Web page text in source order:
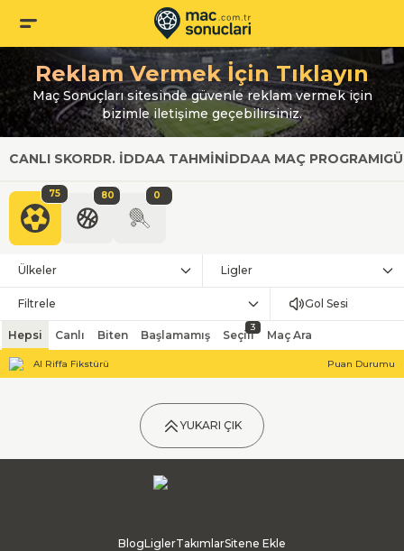
Reklam Vermek İçin Tıklayın
Maç Sonuçları sitesinde güvenle reklam vermek için
bizimle iletişime geçebilirsiniz.
CANLI SKORDR. İDDAA TAHMINİDDAA MAÇ PROGRAMI
75 80 0
Ülkeler Ligler
Filtrele Gol Sesi
Hepsi Canlı Biten Başlamamış Seçili
3
Maç Ara
Al Riffa Fikstürü Puan Durumu
YUKARI ÇIK
BlogLiglerTakımlarSitene Ekle